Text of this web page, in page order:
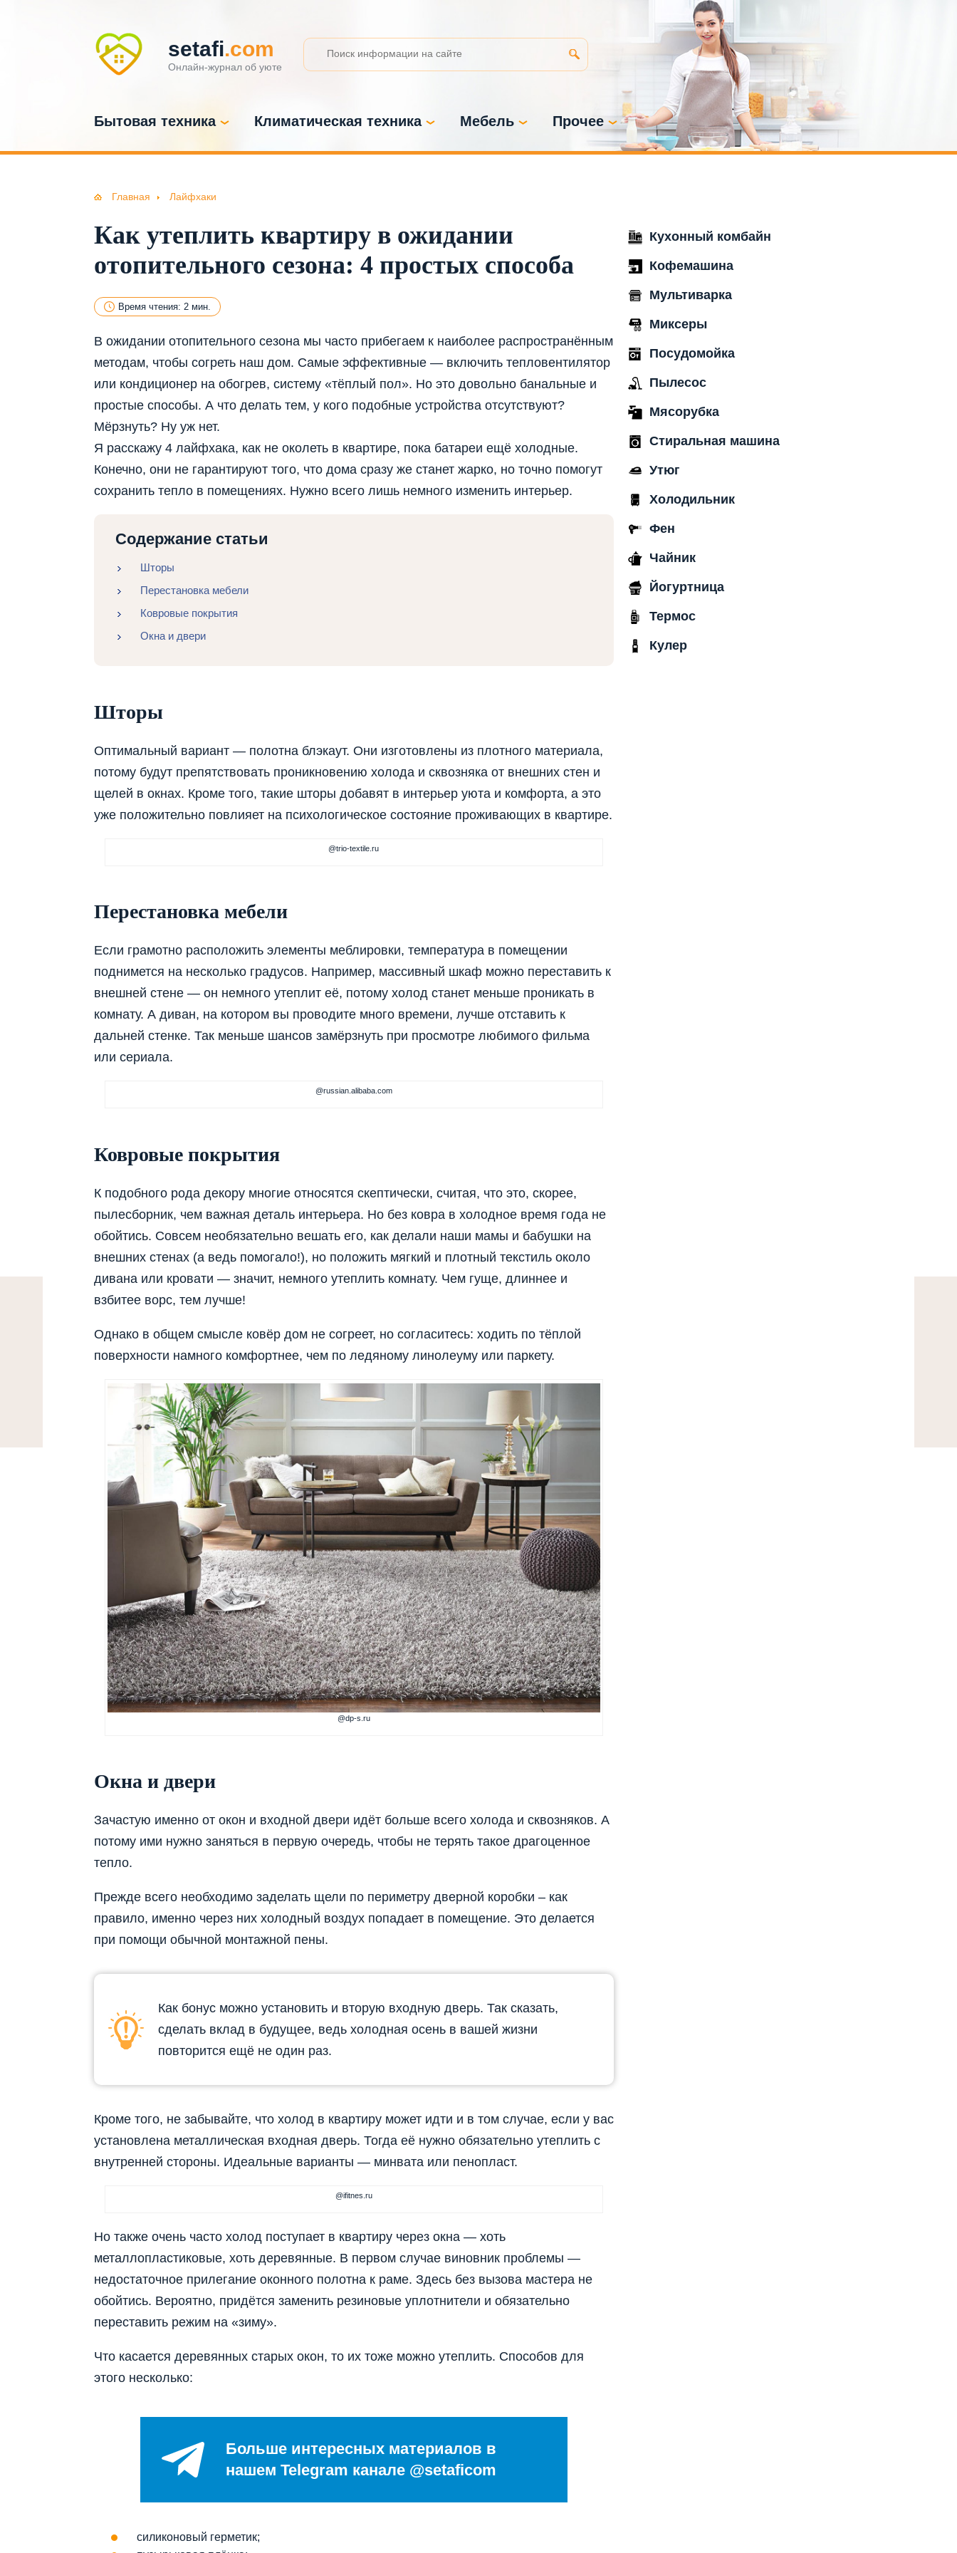
setafi.com
Онлайн-журнал об уюте
Бытовая техника Климатическая техника Мебель Прочее
Главная Лайфхаки
Как утеплить квартиру в ожидании
отопительного сезона: 4 простых способа
Время чтения: 2 мин.
В ожидании отопительного сезона мы часто прибегаем к наиболее распространённым
методам, чтобы согреть наш дом. Самые эффективные — включить тепловентилятор
или кондиционер на обогрев, систему «тёплый пол». Но это довольно банальные и
простые способы. А что делать тем, у кого подобные устройства отсутствуют?
Мёрзнуть? Ну уж нет.
Я расскажу 4 лайфхака, как не околеть в квартире, пока батареи ещё холодные.
Конечно, они не гарантируют того, что дома сразу же станет жарко, но точно помогут
сохранить тепло в помещениях. Нужно всего лишь немного изменить интерьер.
Содержание статьи
Шторы
Перестановка мебели
Ковровые покрытия
Окна и двери
Шторы
Оптимальный вариант — полотна блэкаут. Они изготовлены из плотного материала,
потому будут препятствовать проникновению холода и сквозняка от внешних стен и
щелей в окнах. Кроме того, такие шторы добавят в интерьер уюта и комфорта, а это
уже положительно повлияет на психологическое состояние проживающих в квартире.
@trio-textile.ru
Перестановка мебели
Если грамотно расположить элементы меблировки, температура в помещении
поднимется на несколько градусов. Например, массивный шкаф можно переставить к
внешней стене — он немного утеплит её, потому холод станет меньше проникать в
комнату. А диван, на котором вы проводите много времени, лучше отставить к
дальней стенке. Так меньше шансов замёрзнуть при просмотре любимого фильма
или сериала.
@russian.alibaba.com
Ковровые покрытия
К подобного рода декору многие относятся скептически, считая, что это, скорее,
пылесборник, чем важная деталь интерьера. Но без ковра в холодное время года не
обойтись. Совсем необязательно вешать его, как делали наши мамы и бабушки на
внешних стенах (а ведь помогало!), но положить мягкий и плотный текстиль около
дивана или кровати — значит, немного утеплить комнату. Чем гуще, длиннее и
взбитее ворс, тем лучше!
Однако в общем смысле ковёр дом не согреет, но согласитесь: ходить по тёплой
поверхности намного комфортнее, чем по ледяному линолеуму или паркету.
@dp-s.ru
Окна и двери
Зачастую именно от окон и входной двери идёт больше всего холода и сквозняков. А
потому ими нужно заняться в первую очередь, чтобы не терять такое драгоценное
тепло.
Прежде всего необходимо заделать щели по периметру дверной коробки – как
правило, именно через них холодный воздух попадает в помещение. Это делается
при помощи обычной монтажной пены.
Как бонус можно установить и вторую входную дверь. Так сказать,
сделать вклад в будущее, ведь холодная осень в вашей жизни
повторится ещё не один раз.
Кроме того, не забывайте, что холод в квартиру может идти и в том случае, если у вас
установлена металлическая входная дверь. Тогда её нужно обязательно утеплить с
внутренней стороны. Идеальные варианты — минвата или пенопласт.
@ifitnes.ru
Но также очень часто холод поступает в квартиру через окна — хоть
металлопластиковые, хоть деревянные. В первом случае виновник проблемы —
недостаточное прилегание оконного полотна к раме. Здесь без вызова мастера не
обойтись. Вероятно, придётся заменить резиновые уплотнители и обязательно
переставить режим на «зиму».
Что касается деревянных старых окон, то их тоже можно утеплить. Способов для
этого несколько:
Больше интересных материалов в
нашем Telegram канале @setaficom
силиконовый герметик;
Кухонный комбайн
Кофемашина
Мультиварка
Миксеры
Посудомойка
Пылесос
Мясорубка
Стиральная машина
Утюг
Холодильник
Фен
Чайник
Йогуртница
Термос
Кулер